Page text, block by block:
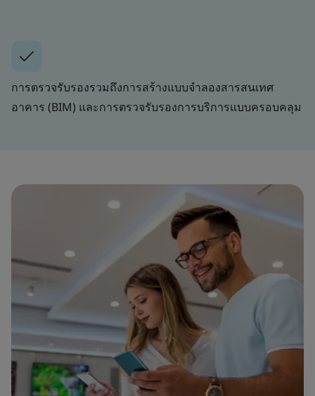
การตรวจรับรองรวมถึงการสร้างแบบจำลองสารสนเทศ
อาคาร (BIM) และการตรวจรับรองการบริการแบบครอบคลุม